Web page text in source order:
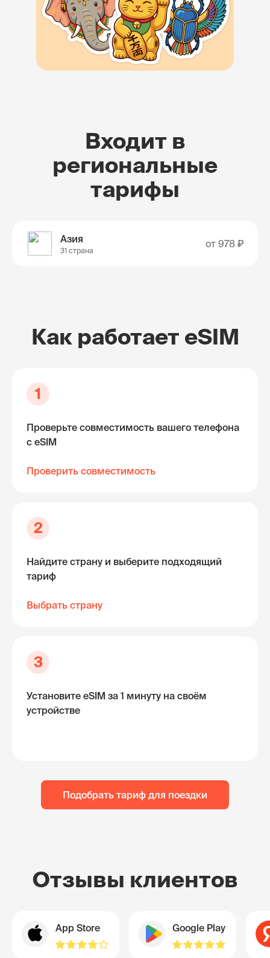
Входит в
региональные
тарифы
Азия
31 страна
от 978 ₽
Как работает eSIM
1
Проверьте совместимость вашего телефона
с eSIM
Проверить совместимость
2
Найдите страну и выберите подходящий
тариф
Выбрать страну
3
Установите eSIM за 1 минуту на своём
устройстве
Подобрать тариф для поездки
Отзывы клиентов
App Store Google Play